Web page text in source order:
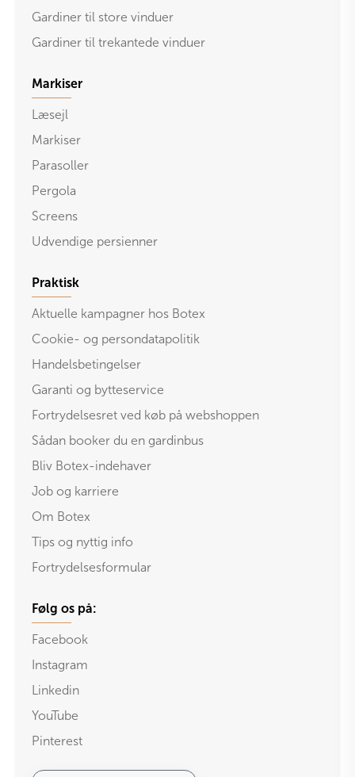
Gardiner til store vinduer
Gardiner til trekantede vinduer
Markiser
Læsejl
Markiser
Parasoller
Pergola
Screens
Udvendige persienner
Praktisk
Aktuelle kampagner hos Botex
Cookie- og persondatapolitik
Handelsbetingelser
Garanti og bytteservice
Fortrydelsesret ved køb på webshoppen
Sådan booker du en gardinbus
Bliv Botex-indehaver
Job og karriere
Om Botex
Tips og nyttig info
Fortrydelsesformular
Følg os på:
Facebook
Instagram
Linkedin
YouTube
Pinterest